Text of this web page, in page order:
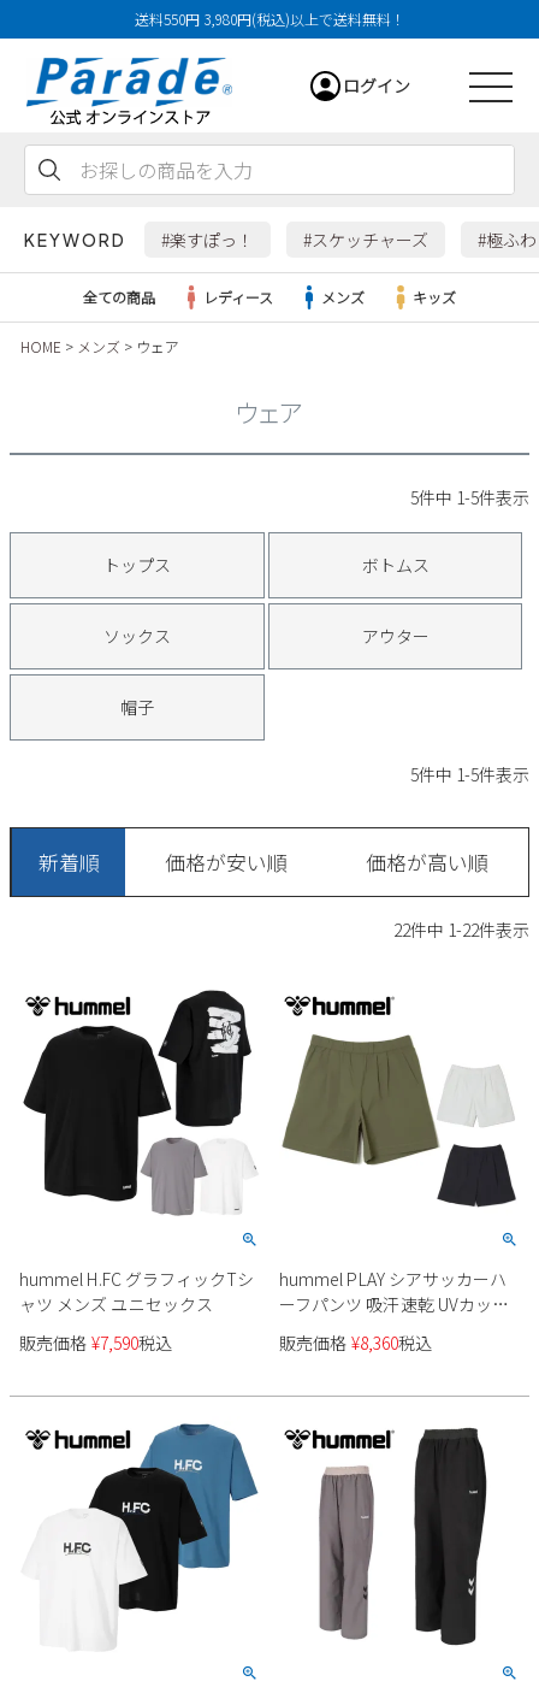
送料550円 3,980円(税込)以上で送料無料！
ログイン
KEYWORD #楽すぽっ！ #スケッチャーズ #極ふ
レインシューズ
パンプス
カジュアルシューズ
ウェア
SKECHERS
new balance
puma
すべての商品
サンダル
ローファー
ワークシューズ
Parade
GAP
EDWIN
new balance
キッズ
すべての商品
サンダル
スニーカー
スクール
ブーツ
SKECHERS
new balance
瞬足
すべての商品
メンズ新入荷
すべての商品
レディースSALE
キッズSALE
ボディバッグ
ハンドバッグ
ビジネスバッグ
トートバッグ
財布
雑貨
すべての商品
ケア用品
店舗一覧
ご利用ガイド
会員サービス
メルマガ購買
営業日カレンダー
休業日 お問い合わせ窓口休業日
2026 年8月
月
土
2
8
全ての商品 レディース メンズ キッズ
HOME メンズ ウェア
ウェア
5件中 1-5件表示
トップス ボトムス
ソックス アウター
帽子
5件中 1-5件表示
新着順 価格が安い順 価格が高い順
22件中 1-22件表示
hummel H.FC グラフィックTシ
ャツ メンズ ユニセックス
販売価格 ¥7,590税込
hummel PLAY シアサッカーハ
ーフパンツ 吸汗速乾 UVカット
HAW4237HP ユニセックス
販売価格 ¥8,360税込